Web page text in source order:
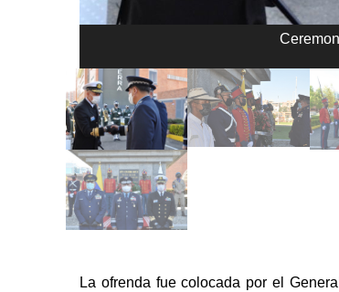
La ofrenda fue colocada por el